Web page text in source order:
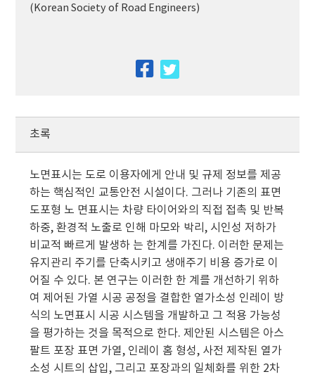
(Korean Society of Road Engineers)
facebook
초록
노면표시는 도로 이용자에게 안내 및 규제 정보를 제공
하는 핵심적인 교통안전 시설이다. 그러나 기존의 표면
도포형 노 면표시는 차량 타이어와의 직접 접촉 및 반복
하중, 환경적 노출로 인해 마모와 박리, 시인성 저하가
비교적 빠르게 발생하 는 한계를 가진다. 이러한 문제는
유지관리 주기를 단축시키고 생애주기 비용 증가로 이
어질 수 있다. 본 연구는 이러한 한 계를 개선하기 위하
여 제어된 가열 시공 공정을 결합한 열가소성 인레이 방
식의 노면표시 시공 시스템을 개발하고 그 적용 가능성
을 평가하는 것을 목적으로 한다. 제안된 시스템은 아스
팔트 포장 표면 가열, 인레이 홈 형성, 사전 제작된 열가
소성 시트의 삽입, 그리고 포장과의 일체화를 위한 2차